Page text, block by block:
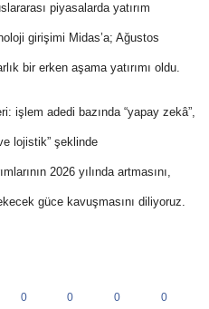
piyasalarda yatırım
girişimi Midas’a; Ağustos
bir erken aşama yatırımı oldu.
işlem adedi bazında “yapay zekâ”,
lojistik” şeklinde
2026 yılında artmasını,
güce kavuşmasını diliyoruz.